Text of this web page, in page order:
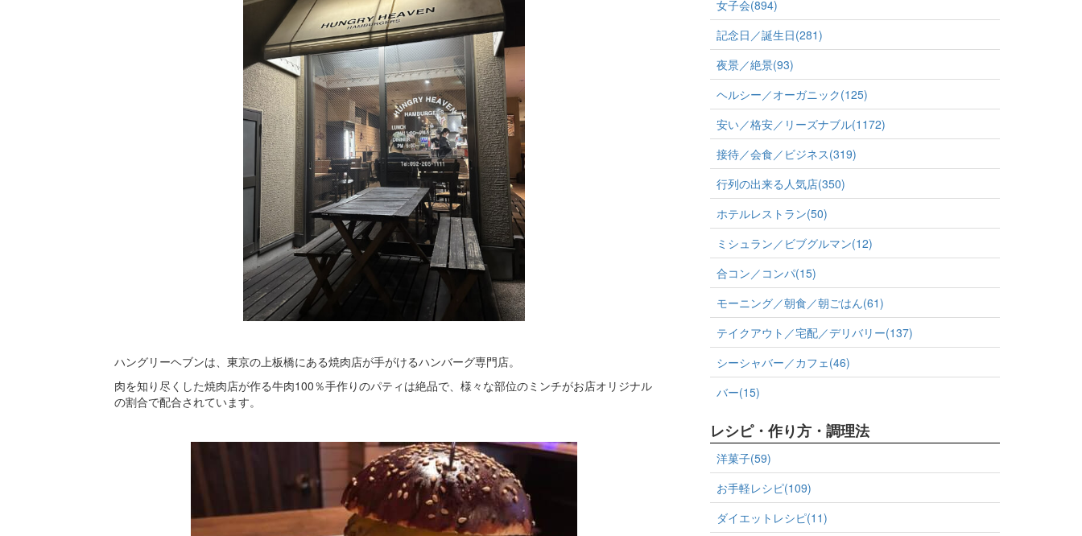
ハングリーヘブンは、東京の上板橋にある焼肉店が手がけるハンバーグ専門店。
肉を知り尽くした焼肉店が作る牛肉100％手作りのパティは絶品で、様々な部位のミンチがお店オリジナル
の割合で配合されています。
女子会(894)
記念日／誕生日(281)
夜景／絶景(93)
ヘルシー／オーガニック(125)
安い／格安／リーズナブル(1172)
接待／会食／ビジネス(319)
行列の出来る人気店(350)
ホテルレストラン(50)
ミシュラン／ビブグルマン(12)
合コン／コンパ(15)
モーニング／朝食／朝ごはん(61)
テイクアウト／宅配／デリバリー(137)
シーシャバー／カフェ(46)
バー(15)
レシピ・作り方・調理法
洋菓子(59)
お手軽レシピ(109)
ダイエットレシピ(11)